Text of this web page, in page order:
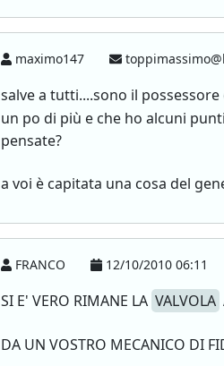
maximo147
salve a tutti....sono il possessore
un po di più e che ho alcuni
pensate?
a voi è capitata una cosa del
FRANCO 12/10/2010 06:11
SI E' VERO RIMANE LA VALVOLA
DA UN VOSTRO MECANICO DI